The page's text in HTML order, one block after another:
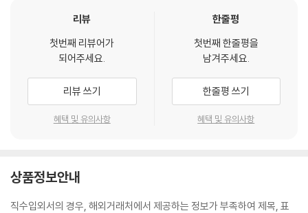
리뷰
첫번째 리뷰어가
되어주세요.
리뷰 쓰기
혜택 및 유의사항
한줄평
첫번째 한줄평을
남겨주세요.
한줄평 쓰기
혜택 및 유의사항
상품정보안내
직수입외서의 경우, 해외거래처에서 제공하는 정보가 부족하여 제목, 표